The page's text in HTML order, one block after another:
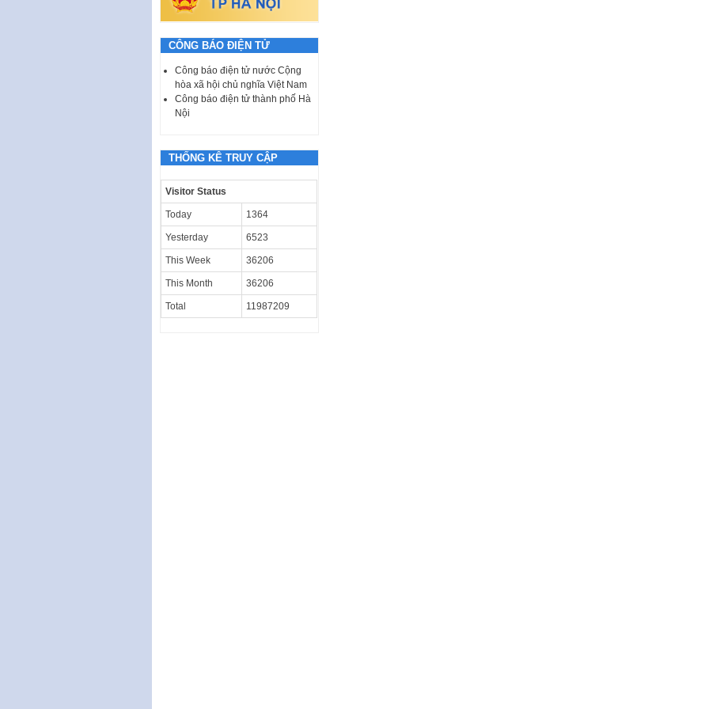
CÔNG BÁO ĐIỆN TỬ
Công báo điện tử nước Cộng
hòa xã hội chủ nghĩa Việt Nam
Công báo điện tử thành phố Hà
Nội
THỐNG KÊ TRUY CẬP
Visitor Status
Today 1364
Yesterday 6523
This Week 36206
This Month 36206
Total 11987209